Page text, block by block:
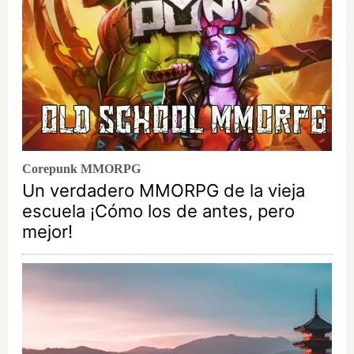
Corepunk MMORPG
Un verdadero MMORPG de la vieja
escuela ¡Cómo los de antes, pero
mejor!